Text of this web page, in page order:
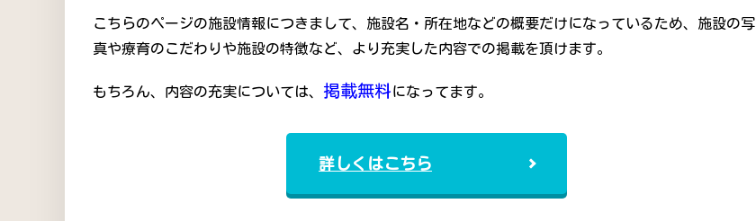
こちらのページの施設情報につきまして、施設名・所在地などの概要だけになっているため、施設の写
真や療育のこだわりや施設の特徴など、より充実した内容での掲載を頂けます。
もちろん、内容の充実については、 掲載無料になってます。
詳しくはこちら